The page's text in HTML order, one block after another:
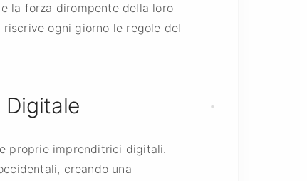
la forza dirompente della loro
ogni giorno le regole del
Digitale
proprie imprenditrici digitali.
creando una